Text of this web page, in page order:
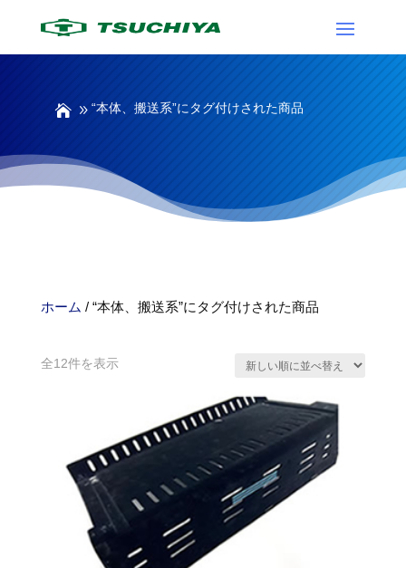
“本体、搬送系”にタグ付けされた商品
ホーム / “本体、搬送系”にタグ付けされた商品
全12件を表示新